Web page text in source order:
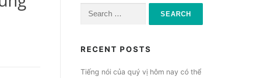
Search
RECENT POSTS
Tiếng nói của quý vị hôm nay có thể